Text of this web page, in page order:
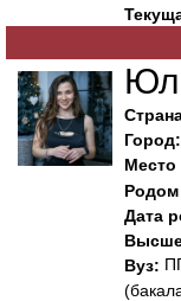
Город:
Родом
Дата
Вуз: